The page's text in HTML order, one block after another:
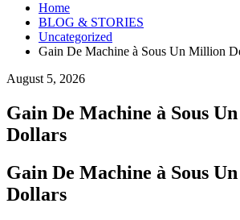
Home
BLOG & STORIES
Uncategorized
Gain De Machine à Sous Un Million
August 5, 2026
Gain De Machine à Sous
Dollars
Gain De Machine à Sous
Dollars